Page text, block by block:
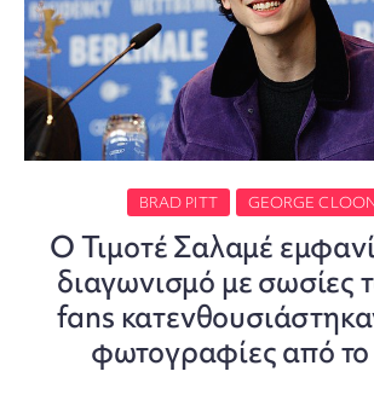
BRAD PITT GEORGE
O Τιμοτέ Σαλαμέ
διαγωνισμό με σωσίες
fans
φωτογραφίες από